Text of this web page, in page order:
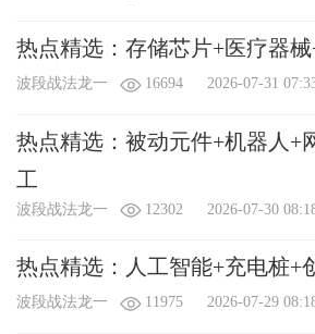
热点精选：存储芯片+医疗器械
波段战法龙一 16694 2026-07-31
热点精选：被动元件+机器人+
工
波段战法龙一 12302 2026-07-30
热点精选：人工智能+充电桩+
波段战法龙一 11975 2026-07-29